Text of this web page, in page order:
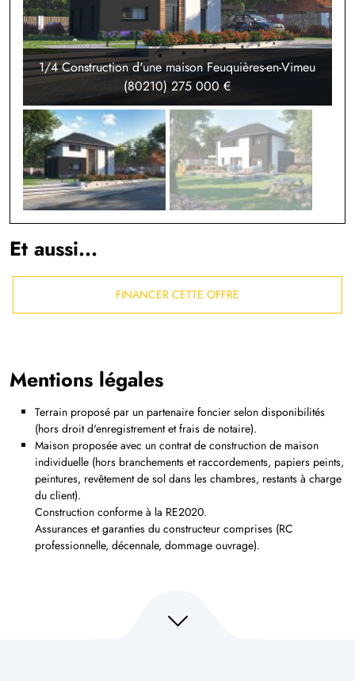
1/4 Construction d'une maison Feuquières-en-Vimeu
(80210) 275 000 €
Et aussi...
FINANCER CETTE OFFRE
Mentions légales
Terrain proposé par un partenaire foncier selon disponibilités
(hors droit d'enregistrement et frais de notaire).
Maison proposée avec un contrat de construction de maison
individuelle (hors branchements et raccordements, papiers peints,
peintures, revêtement de sol dans les chambres, restants à charge
du client).
Construction conforme à la RE2020.
Assurances et garanties du constructeur comprises (RC
professionnelle, décennale, dommage ouvrage).